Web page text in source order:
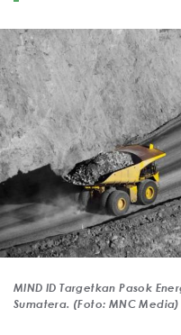
MIND ID Targetkan Pasok
Sumatera. (Foto: MNC Media)